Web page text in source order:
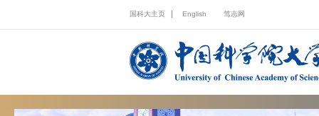
国科大主页 English 笃志网